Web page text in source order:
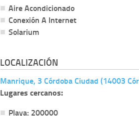
Aire Acondicionado
Conexión A Internet
Solarium
LOCALIZACIÓN
Manrique, 3 Córdoba Ciudad (14003
Lugares cercanos:
Playa: 200000